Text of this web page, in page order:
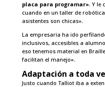
placa para programar». Y le
cuando en un taller de
asistentes son chicas».
La empresaria ha ido
inclusivos, accesibles a
eso tenemos material en
facilitan el manejo».
Adaptación a toda
Justo cuando Talliot iba a